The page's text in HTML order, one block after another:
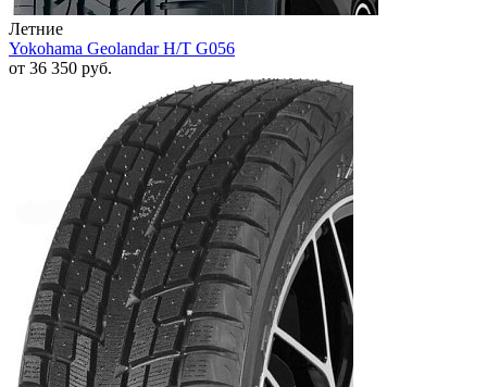
Летние
Yokohama Geolandar H/T G056
от 36 350 руб.